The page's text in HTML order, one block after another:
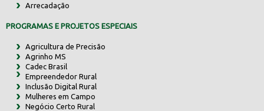
Arrecadação
PROGRAMAS E PROJETOS ESPECIAIS
Agricultura de Precisão
Agrinho MS
Cadec Brasil
Empreendedor Rural
Inclusão Digital Rural
Mulheres em Campo
Negócio Certo Rural